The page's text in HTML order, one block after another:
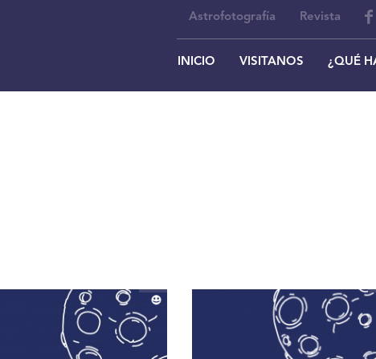
Astrofotografía Revista
INICIO VISITANOS ¿QUÉ